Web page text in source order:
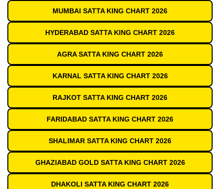
MUMBAI SATTA KING CHART 2026
HYDERABAD SATTA KING CHART 2026
AGRA SATTA KING CHART 2026
KARNAL SATTA KING CHART 2026
RAJKOT SATTA KING CHART 2026
FARIDABAD SATTA KING CHART 2026
SHALIMAR SATTA KING CHART 2026
GHAZIABAD GOLD SATTA KING CHART 2026
DHAKOLI SATTA KING CHART 2026